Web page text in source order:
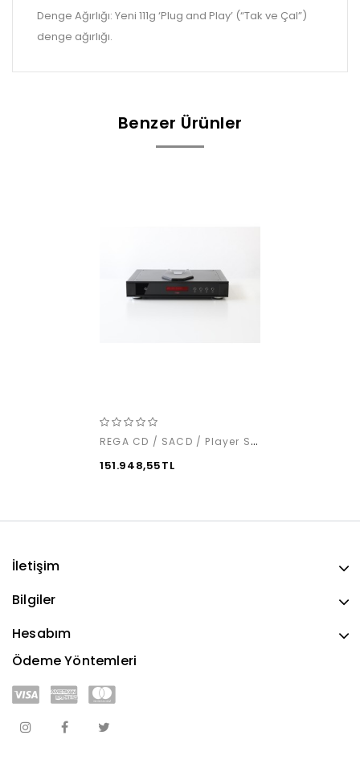
Denge Ağırlığı: Yeni 111g ‘Plug and Play’ (“Tak ve Çal”)
denge ağırlığı.
Benzer Ürünler
REGA CD / SACD / Player Saturn MK3
151.948,55TL
İletişim
Bilgiler
Hesabım
Ödeme Yöntemleri